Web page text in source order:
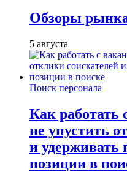
Обзоры
5 августа
Поиск персонала
Как работать
не упустить
и удерживать
позиции в